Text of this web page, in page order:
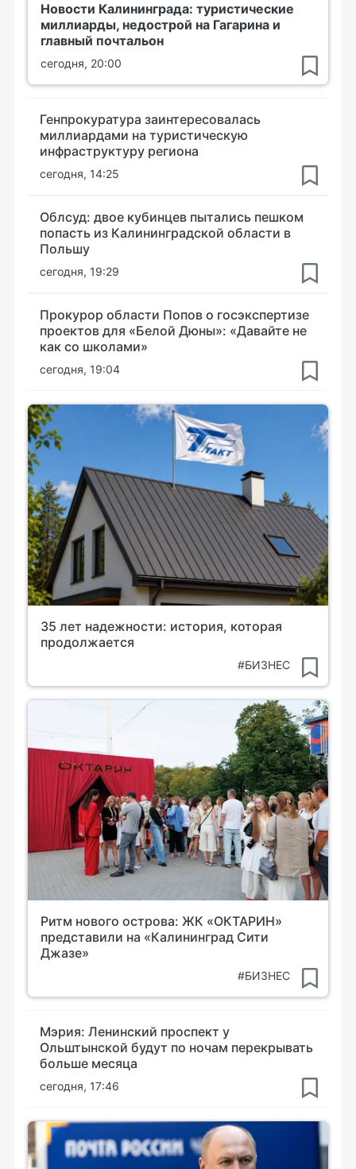
Новости Калининграда: туристические
миллиарды, недострой на Гагарина и
главный почтальон
сегодня, 20:00
Генпрокуратура заинтересовалась
миллиардами на туристическую
инфраструктуру региона
сегодня, 14:25
Облсуд: двое кубинцев пытались пешком
попасть из Калининградской области в
Польшу
сегодня, 19:29
Прокурор области Попов о госэкспертизе
проектов для «Белой Дюны»: «Давайте не
как со школами»
сегодня, 19:04
35 лет надежности: история, которая
продолжается
#БИЗНЕС
Ритм нового острова: ЖК «ОКТАРИН»
представили на «Калининград Сити
Джазе»
#БИЗНЕС
Мэрия: Ленинский проспект у
Ольштынской будут по ночам перекрывать
больше месяца
сегодня, 17:46